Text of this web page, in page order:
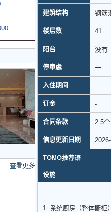
查看更多
建筑结构 钢筋
楼层数 41
阳台 没有
停車處 一
入住期间 -
订金 -
合同条款 2.5
信息更新日期
TOMO推荐语
设施
1. 系统厨房（整体橱柜）